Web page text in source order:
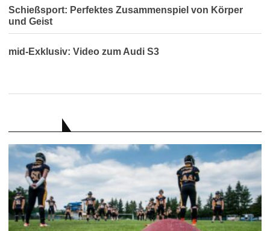
Schießsport: Perfektes Zusammenspiel von Körper
und Geist
mid-Exklusiv: Video zum Audi S3